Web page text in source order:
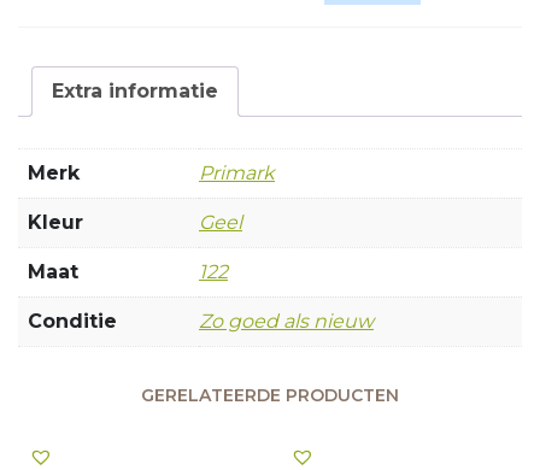
Extra informatie
Merk Primark
Kleur Geel
Maat 122
Conditie Zo goed als nieuw
GERELATEERDE PRODUCTEN